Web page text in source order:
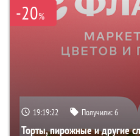
-20%
19:19:21 Получили:6
Торты, пирожные и другие